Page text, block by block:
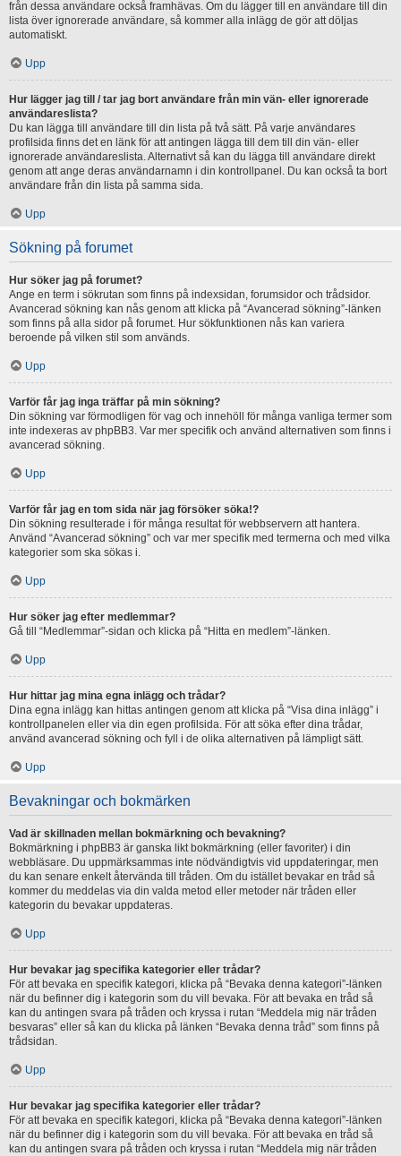
från dessa användare också framhävas. Om du lägger till en användare till din
lista över ignorerade användare, så kommer alla inlägg de gör att döljas
automatiskt.
Upp
Hur lägger jag till / tar jag bort användare från min vän- eller ignorerade
användareslista?
Du kan lägga till användare till din lista på två sätt. På varje användares
profilsida finns det en länk för att antingen lägga till dem till din vän- eller
ignorerade användareslista. Alternativt så kan du lägga till användare direkt
genom att ange deras användarnamn i din kontrollpanel. Du kan också ta bort
användare från din lista på samma sida.
Upp
Sökning på forumet
Hur söker jag på forumet?
Ange en term i sökrutan som finns på indexsidan, forumsidor och trådsidor.
Avancerad sökning kan nås genom att klicka på “Avancerad sökning”-länken
som finns på alla sidor på forumet. Hur sökfunktionen nås kan variera
beroende på vilken stil som används.
Upp
Varför får jag inga träffar på min sökning?
Din sökning var förmodligen för vag och innehöll för många vanliga termer som
inte indexeras av phpBB3. Var mer specifik och använd alternativen som finns i
avancerad sökning.
Upp
Varför får jag en tom sida när jag försöker söka!?
Din sökning resulterade i för många resultat för webbservern att hantera.
Använd “Avancerad sökning” och var mer specifik med termerna och med vilka
kategorier som ska sökas i.
Upp
Hur söker jag efter medlemmar?
Gå till “Medlemmar”-sidan och klicka på “Hitta en medlem”-länken.
Upp
Hur hittar jag mina egna inlägg och trådar?
Dina egna inlägg kan hittas antingen genom att klicka på “Visa dina inlägg” i
kontrollpanelen eller via din egen profilsida. För att söka efter dina trådar,
använd avancerad sökning och fyll i de olika alternativen på lämpligt sätt.
Upp
Bevakningar och bokmärken
Vad är skillnaden mellan bokmärkning och bevakning?
Bokmärkning i phpBB3 är ganska likt bokmärkning (eller favoriter) i din
webbläsare. Du uppmärksammas inte nödvändigtvis vid uppdateringar, men
du kan senare enkelt återvända till tråden. Om du istället bevakar en tråd så
kommer du meddelas via din valda metod eller metoder när tråden eller
kategorin du bevakar uppdateras.
Upp
Hur bevakar jag specifika kategorier eller trådar?
För att bevaka en specifik kategori, klicka på “Bevaka denna kategori”-länken
när du befinner dig i kategorin som du vill bevaka. För att bevaka en tråd så
kan du antingen svara på tråden och kryssa i rutan “Meddela mig när tråden
besvaras” eller så kan du klicka på länken “Bevaka denna tråd” som finns på
trådsidan.
Upp
Hur bevakar jag specifika kategorier eller trådar?
För att bevaka en specifik kategori, klicka på “Bevaka denna kategori”-länken
när du befinner dig i kategorin som du vill bevaka. För att bevaka en tråd så
kan du antingen svara på tråden och kryssa i rutan “Meddela mig när tråden